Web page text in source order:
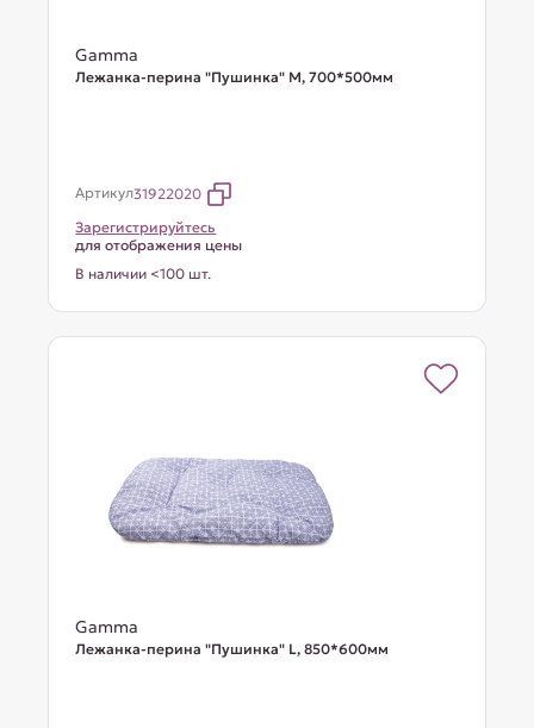
Gamma
Лежанка-перина "Пушинка" M, 700*500мм
Артикул31922020
Зарегистрируйтесь
для отображения цены
В наличии <100 шт.
Gamma
Лежанка-перина "Пушинка" L, 850*600мм